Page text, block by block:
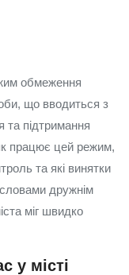
обмеження
що вводиться з
та підтримання
працює цей режим,
та які винятки
дружнім
міг швидко
у місті